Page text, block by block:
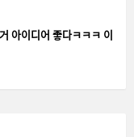
아이디어 좋다ㅋㅋㅋ 이